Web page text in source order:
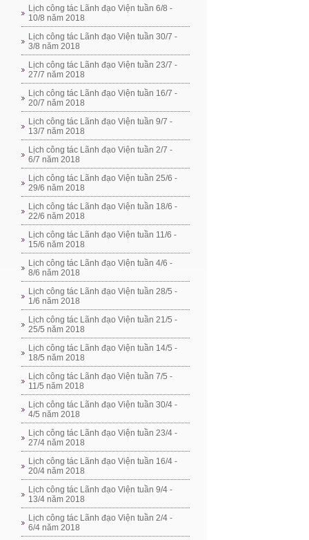
Lịch công tác Lãnh đạo Viện tuần 6/8 -
10/8 năm 2018
Lịch công tác Lãnh đạo Viện tuần 30/7 -
3/8 năm 2018
Lịch công tác Lãnh đạo Viện tuần 23/7 -
27/7 năm 2018
Lịch công tác Lãnh đạo Viện tuần 16/7 -
20/7 năm 2018
Lịch công tác Lãnh đạo Viện tuần 9/7 -
13/7 năm 2018
Lịch công tác Lãnh đạo Viện tuần 2/7 -
6/7 năm 2018
Lịch công tác Lãnh đạo Viện tuần 25/6 -
29/6 năm 2018
Lịch công tác Lãnh đạo Viện tuần 18/6 -
22/6 năm 2018
Lịch công tác Lãnh đạo Viện tuần 11/6 -
15/6 năm 2018
Lịch công tác Lãnh đạo Viện tuần 4/6 -
8/6 năm 2018
Lịch công tác Lãnh đạo Viện tuần 28/5 -
1/6 năm 2018
Lịch công tác Lãnh đạo Viện tuần 21/5 -
25/5 năm 2018
Lịch công tác Lãnh đạo Viện tuần 14/5 -
18/5 năm 2018
Lịch công tác Lãnh đạo Viện tuần 7/5 -
11/5 năm 2018
Lịch công tác Lãnh đạo Viện tuần 30/4 -
4/5 năm 2018
Lịch công tác Lãnh đạo Viện tuần 23/4 -
27/4 năm 2018
Lịch công tác Lãnh đạo Viện tuần 16/4 -
20/4 năm 2018
Lịch công tác Lãnh đạo Viện tuần 9/4 -
13/4 năm 2018
Lịch công tác Lãnh đạo Viện tuần 2/4 -
6/4 năm 2018